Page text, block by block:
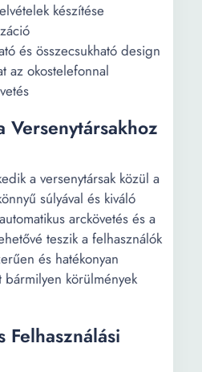
készítése
és összecsukható design
az okostelefonnal
Versenytársakhoz
a versenytársak közül a
súlyával és kiváló
arckövetés és a
teszik a felhasználók
és hatékonyan
bármilyen körülmények